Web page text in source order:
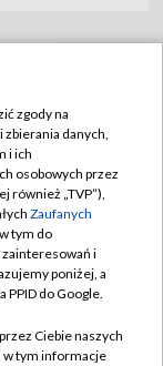
zgody na
danych,
i ich
osobowych przez
również „TVP”),
Zaufanych
tym do
i
poniżej, a
PPID do Google.
Ciebie naszych
w tym informacje